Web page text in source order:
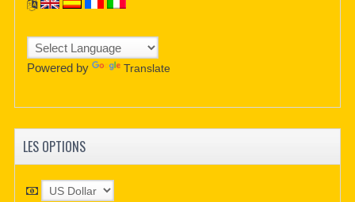
Powered by Translate
LES OPTIONS